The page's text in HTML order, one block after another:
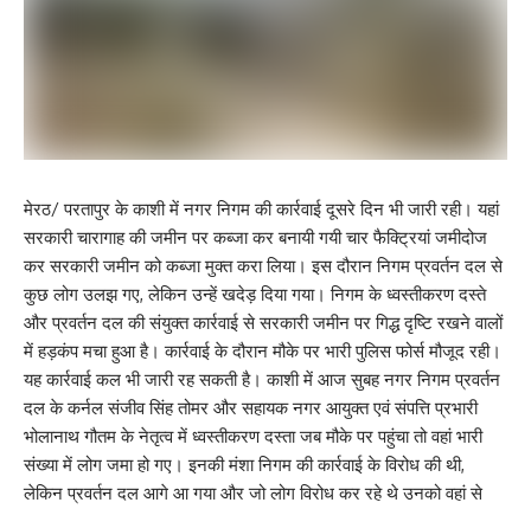
मेरठ/ परतापुर के काशी में नगर निगम की कार्रवाई दूसरे दिन भी जारी रही। यहां
सरकारी चारागाह की जमीन पर कब्जा कर बनायी गयी चार फैक्ट्रियां जमीदोज
कर सरकारी जमीन को कब्जा मुक्त करा लिया। इस दौरान निगम प्रवर्तन दल से
कुछ लोग उलझ गए, लेकिन उन्हें खदेड़ दिया गया। निगम के ध्वस्तीकरण दस्ते
और प्रवर्तन दल की संयुक्त कार्रवाई से सरकारी जमीन पर गिद्ध दृष्टि रखने वालों
में हड़कंप मचा हुआ है। कार्रवाई के दौरान मौके पर भारी पुलिस फोर्स मौजूद रही।
यह कार्रवाई कल भी जारी रह सकती है। काशी में आज सुबह नगर निगम प्रवर्तन
दल के कर्नल संजीव सिंह तोमर और सहायक नगर आयुक्त एवं संपत्ति प्रभारी
भोलानाथ गौतम के नेतृत्व में ध्वस्तीकरण दस्ता जब मौके पर पहुंचा तो वहां भारी
संख्या में लोग जमा हो गए। इनकी मंशा निगम की कार्रवाई के विरोध की थी,
लेकिन प्रवर्तन दल आगे आ गया और जो लोग विरोध कर रहे थे उनको वहां से